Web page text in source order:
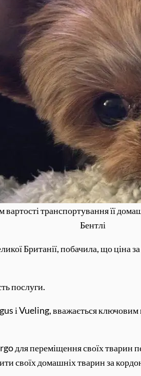
вартості транспортування її
Бентлі
Британії, побачила, що ціна
послуги.
і Vueling, вважається ключовим
для переміщення своїх
своїх домашніх тварин за